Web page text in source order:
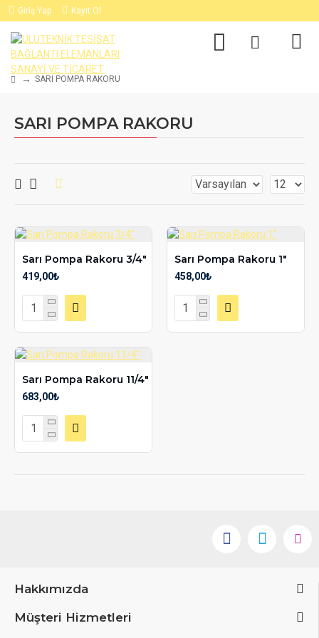
Giriş Yap Kayıt Ol
SARI POMPA RAKORU
SARI POMPA RAKORU
Sarı Pompa Rakoru 3/4"
419,00₺
Sarı Pompa Rakoru 1"
458,00₺
Sarı Pompa Rakoru 11/4"
683,00₺
Hakkımızda
Müşteri Hizmetleri